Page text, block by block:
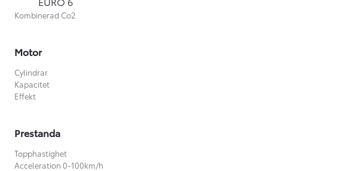
Kombinerad Co2
Motor
Cylindrar
Kapacitet
Effekt
Prestanda
Topphastighet
Acceleration 0-100km/h